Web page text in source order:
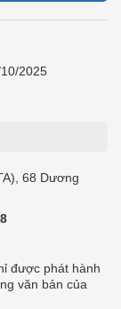
2025
68 Dương
được phát hành
văn bản của